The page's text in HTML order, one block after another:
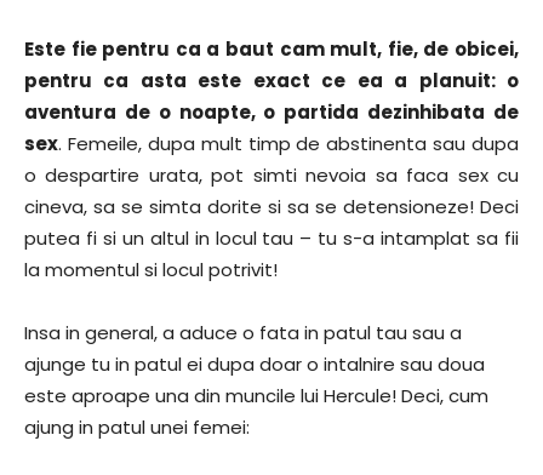
Este fie pentru ca a baut cam mult, fie, de obicei,
pentru ca asta este exact ce ea a planuit: o
aventura de o noapte, o partida dezinhibata de
sex. Femeile, dupa mult timp de abstinenta sau dupa
o despartire urata, pot simti nevoia sa faca sex cu
cineva, sa se simta dorite si sa se detensioneze! Deci
putea fi si un altul in locul tau – tu s-a intamplat sa fii
la momentul si locul potrivit!
Insa in general, a aduce o fata in patul tau sau a
ajunge tu in patul ei dupa doar o intalnire sau doua
este aproape una din muncile lui Hercule! Deci, cum
ajung in patul unei femei: